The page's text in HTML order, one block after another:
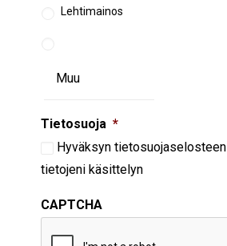
Lehtimainos
Tietosuoja *
Hyväksyn tietosuojaselosteen
tietojeni käsittelyn
CAPTCHA